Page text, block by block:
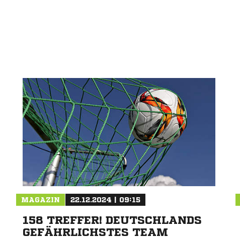
MAGAZIN 22.12.2024 | 09:15
158 TREFFER! DEUTSCHLANDS
GEFÄHRLICHSTES TEAM